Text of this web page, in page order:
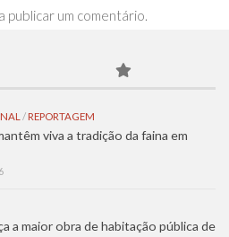
publicar um comentário.
/ REPORTAGEM
viva a tradição da faina em
a maior obra de habitação pública de